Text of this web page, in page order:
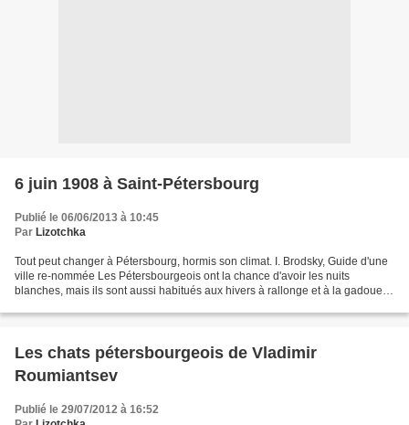
6 juin 1908 à Saint-Pétersbourg
Publié le 06/06/2013 à 10:45
Par Lizotchka
Tout peut changer à Pétersbourg, hormis son climat. I. Brodsky, Guide d'une
ville re-nommée Les Pétersbourgeois ont la chance d'avoir les nuits
blanches, mais ils sont aussi habitués aux hivers à rallonge et à la gadoue.
Les chats pétersbourgeois de Vladimir
Roumiantsev
Publié le 29/07/2012 à 16:52